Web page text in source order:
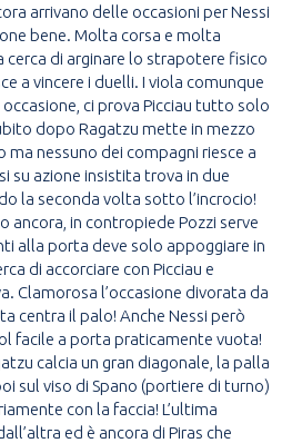
arrivano delle occasioni per Nessi
bene. Molta corsa e molta
cerca di arginare lo strapotere fisico
a vincere i duelli. I viola comunque
ci prova Picciau tutto solo
dopo Ragatzu mette in mezzo
ma nessuno dei compagni riesce a
su azione insistita trova in due
la seconda volta sotto l’incrocio!
ancora, in contropiede Pozzi serve
alla porta deve solo appoggiare in
di accorciare con Picciau e
Clamorosa l’occasione divorata da
centra il palo! Anche Nessi però
facile a porta praticamente vuota!
calcia un gran diagonale, la palla
sul viso di Spano (portiere di turno)
con la faccia! L’ultima
ed è ancora di Piras che